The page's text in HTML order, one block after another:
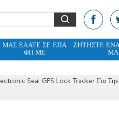
ΜΑΣ ΕΛΆΤΕ ΣΕ ΕΠΑ
ΦΉ ΜΕ
ΖΗΤΉΣΤΕ
ΜΑ
Seal GPS Lock Tracker Για Την